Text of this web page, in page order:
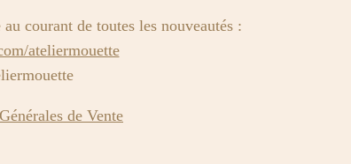
courant de toutes les nouveautés :
ateliermouette
de Vente